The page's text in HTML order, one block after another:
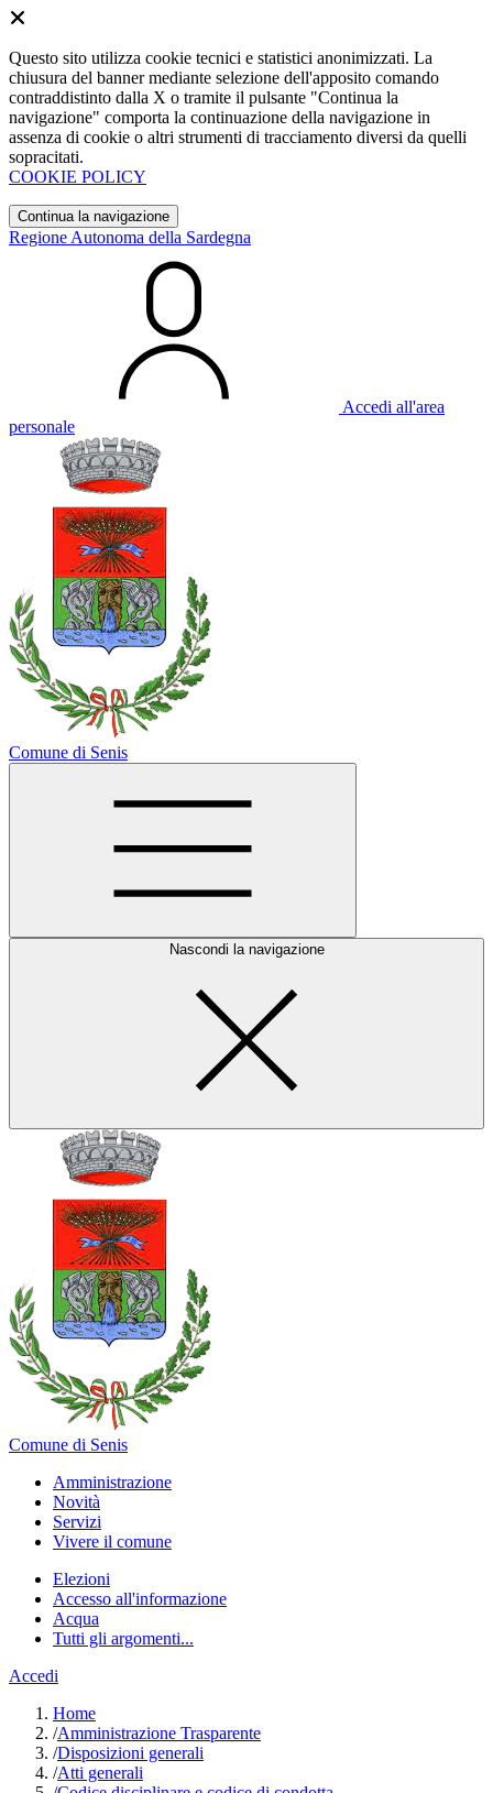
Questo sito utilizza cookie tecnici e statistici anonimizzati. La
chiusura del banner mediante selezione dell'apposito comando
contraddistinto dalla X o tramite il pulsante "Continua la
navigazione" comporta la continuazione della navigazione in
assenza di cookie o altri strumenti di tracciamento diversi da quelli
sopracitati.
COOKIE POLICY
Continua la navigazione
Regione Autonoma della Sardegna
Accedi all'area
personale
Comune di Senis
Nascondi la navigazione
Comune di Senis
Amministrazione
Novità
Servizi
Vivere il comune
Elezioni
Accesso all'informazione
Acqua
Tutti gli argomenti...
Accedi
Home
/Amministrazione Trasparente
/Disposizioni generali
/Atti generali